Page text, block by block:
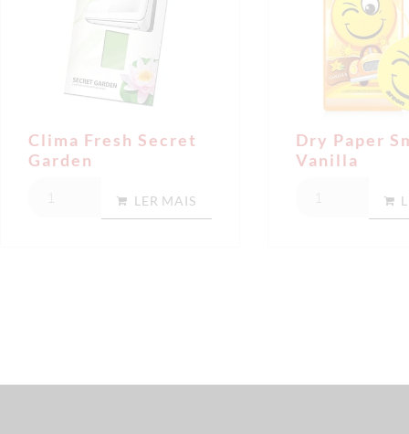
Clima Fresh Secret
Garden
LER MAIS
Dry Paper
Vanilla